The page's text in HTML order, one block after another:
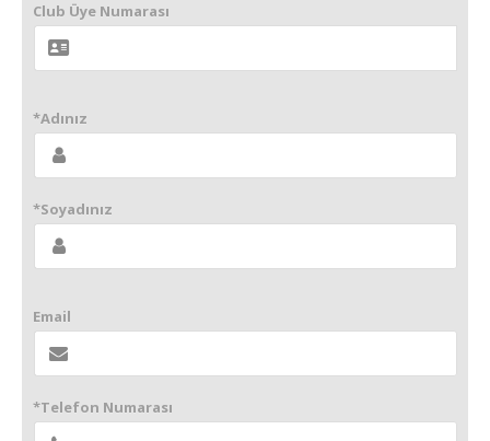
Club Üye Numarası
*Adınız
*Soyadınız
Email
*Telefon Numarası